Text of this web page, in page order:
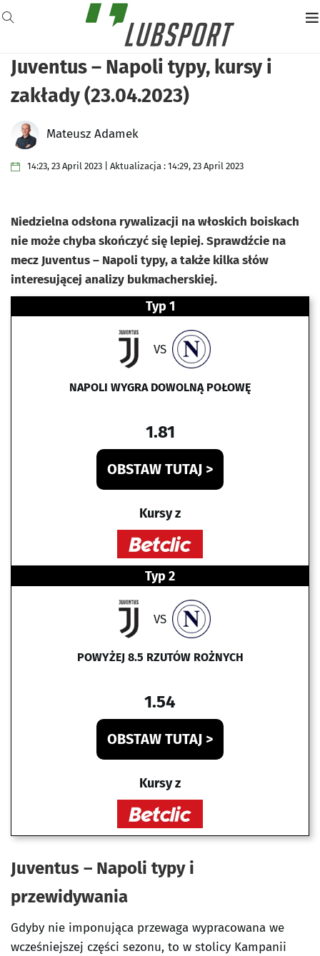
Juventus – Napoli typy, kursy i
zakłady (23.04.2023)
Mateusz Adamek
14:23, 23 April 2023 | Aktualizacja : 14:29, 23 April 2023
Niedzielna odsłona rywalizacji na włoskich boiskach
nie może chyba skończyć się lepiej. Sprawdźcie na
mecz Juventus – Napoli typy, a także kilka słów
interesującej analizy bukmacherskiej.
Typ 1
VS
NAPOLI WYGRA DOWOLNĄ POŁOWĘ
1.81
OBSTAW TUTAJ >
Kursy z
Typ 2
VS
POWYŻEJ 8.5 RZUTÓW ROŻNYCH
1.54
OBSTAW TUTAJ >
Kursy z
Juventus – Napoli typy i
przewidywania
Gdyby nie imponująca przewaga wypracowana we
wcześniejszej części sezonu, to w stolicy Kampanii